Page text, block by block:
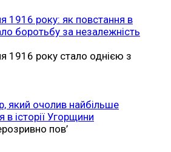
1916 року: як повстання в
боротьбу за незалежність
1916 року стало однією з
який очолив найбільше
в історії Угорщини
пов’